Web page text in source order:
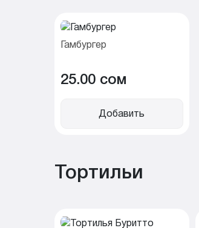
Гамбургер
25.00 cом
Добавить
Тортильи